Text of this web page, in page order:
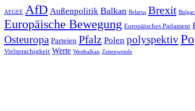
AEGEE AfD Außenpolitik Balkan Belarus Brexit
Europäische Bewegung Europäisches Parlament
Osteuropa Parteien Pfalz Polen polyspektiv
Vielsprachigkeit Werte Westbalkan Zeitenwende